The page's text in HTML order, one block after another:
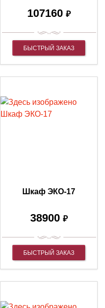
107160 ₽
БЫСТРЫЙ ЗАКАЗ
Шкаф ЭКО-17
38900 ₽
БЫСТРЫЙ ЗАКАЗ